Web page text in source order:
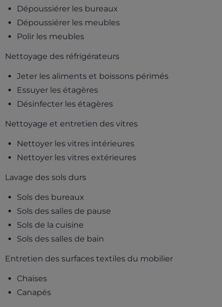
Dépoussiérer les bureaux
Dépoussiérer les meubles
Polir les meubles
Nettoyage des réfrigérateurs
Jeter les aliments et boissons périmés
Essuyer les étagères
Désinfecter les étagères
Nettoyage et entretien des vitres
Nettoyer les vitres intérieures
Nettoyer les vitres extérieures
Lavage des sols durs
Sols des bureaux
Sols des salles de pause
Sols de la cuisine
Sols des salles de bain
Entretien des surfaces textiles du mobilier
Chaises
Canapés